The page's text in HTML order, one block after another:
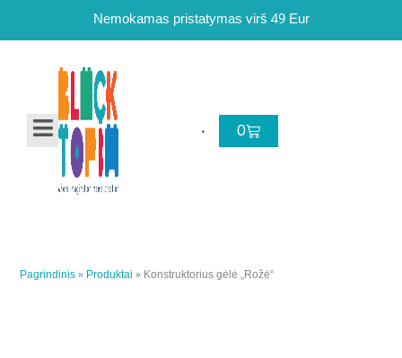
Nemokamas pristatymas virš 49 Eur
0
Cart
Pagrindinis» Produktai » Konstruktorius gėlė „Rožė“